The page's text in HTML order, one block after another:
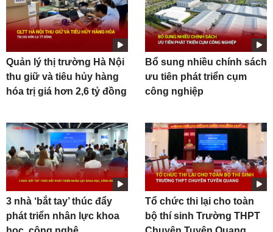
Quản lý thị trường Hà Nội
thu giữ và tiêu hủy hàng
hóa trị giá hơn 2,6 tỷ đồng
Bổ sung nhiều chính sách
ưu tiên phát triển cụm
công nghiệp
3 nhà ‘bắt tay’ thúc đẩy
phát triển nhân lực khoa
Tổ chức thi lại cho toàn
bộ thí sinh Trường THPT